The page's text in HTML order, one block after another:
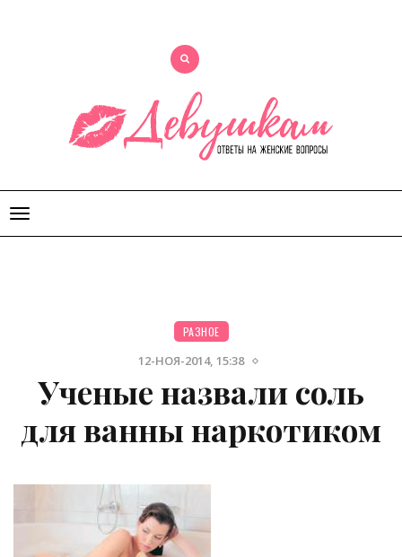
Открыть
меню
РАЗНОЕ
12-НОЯ-2014, 15:38
Ученые назвали соль
для ванны наркотиком